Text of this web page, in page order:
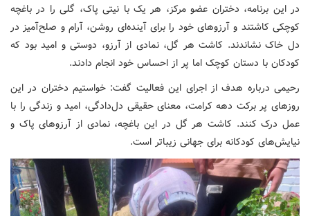
در این برنامه، دختران عضو مرکز، هر یک با نیتی پاک، گلی را در باغچه
کوچکی کاشتند و آرزوهای خود را برای آینده‌ای روشن، آرام و صلح‌آمیز در
دل خاک نشاندند. کاشت هر گل، نمادی از آرزو، دوستی و امید بود که
کودکان با دستان کوچک اما پر از احساس خود انجام دادند.
رحیمی درباره هدف از اجرای این فعالیت گفت: خواستیم دختران در این
روزهای پر برکت دهه کرامت، معنای حقیقی دل‌دادگی، امید و زندگی را با
عمل درک کنند. کاشت هر گل در این باغچه، نمادی از آرزوهای پاک و
نیایش‌های کودکانه برای جهانی زیباتر است.